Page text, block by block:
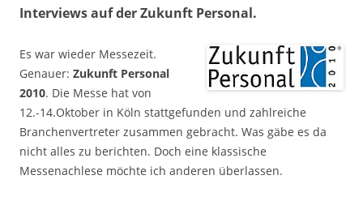
Interviews auf der Zukunft Personal.
Es war wieder Messezeit.
Genauer: Zukunft Personal
2010. Die Messe hat von
12.-14.Oktober in Köln stattgefunden und zahlreiche
Branchenvertreter zusammen gebracht. Was gäbe es da
nicht alles zu berichten. Doch eine klassische
Messenachlese möchte ich anderen überlassen.